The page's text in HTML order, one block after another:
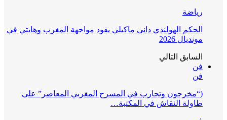
رياضة
الحكم الهولندي داني ماكيلي يقود مواجهة المغرب وهايتي في
مونديال 2026
السابق التالي
فن
فن
(“مخرجون وتجارب في المسرح المغربي المعاصر” على
طاولة النقاش في المكتبة…